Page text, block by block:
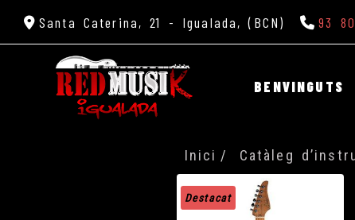
Santa Caterina, 21 - Igualada,(BCN) 93
BENVINGUTS
Inici Catàleg
Destacat